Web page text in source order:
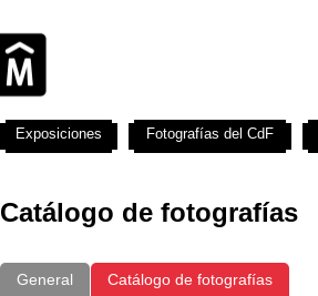
Catálogo de fotografías
General Catálogo de fotografías
Exposiciones Fotografías del CdF